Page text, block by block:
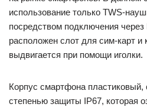
использование только TWS-
посредством подключения
расположен слот для сим-карт и
выдвигается при помощи иголки.
Корпус смартфона пластиковый,
степенью защиты IP67, которая